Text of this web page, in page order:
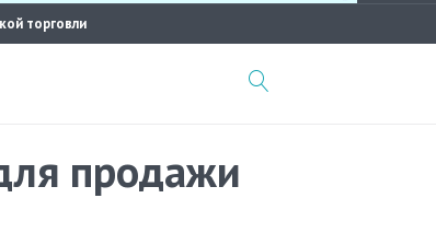
торговли
продажи